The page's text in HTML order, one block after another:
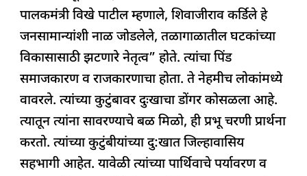
पालकमंत्री विखे पाटील म्हणाले, शिवाजीराव कर्डिले हे
जनसामान्यांशी नाळ जोडलेले, तळागाळातील घटकांच्या
विकासासाठी झटणारे नेतृत्व” होते. त्यांचा पिंड
समाजकारण व राजकारणाचा होता. ते नेहमीच लोकांमध्ये
वावरले. त्यांच्या कुटुंबावर दुःखाचा डोंगर कोसळला आहे.
त्यातून त्यांना सावरण्याचे बळ मिळो, ही प्रभू चरणी प्रार्थना
करतो. त्यांच्या कुटुंबीयांच्या दु:खात जिल्हावासिय‌
सहभागी आहेत. यावेळी त्यांच्या पार्थिवाचे पर्यावरण व